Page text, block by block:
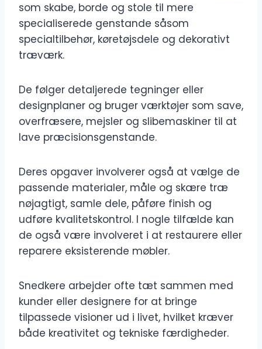
som skabe, borde og stole til mere
specialiserede genstande såsom
specialtilbehør, køretøjsdele og dekorativt
træværk.
De følger detaljerede tegninger eller
designplaner og bruger værktøjer som save,
overfræsere, mejsler og slibemaskiner til at
lave præcisionsgenstande.
Deres opgaver involverer også at vælge de
passende materialer, måle og skære træ
nøjagtigt, samle dele, påføre finish og
udføre kvalitetskontrol. I nogle tilfælde kan
de også være involveret i at restaurere eller
reparere eksisterende møbler.
Snedkere arbejder ofte tæt sammen med
kunder eller designere for at bringe
tilpassede visioner ud i livet, hvilket kræver
både kreativitet og tekniske færdigheder.